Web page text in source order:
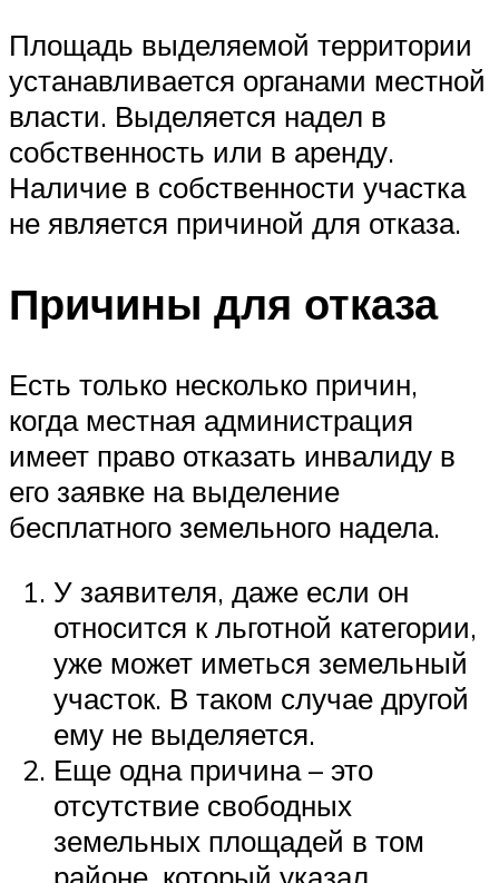
Площадь выделяемой территории
устанавливается органами местной
власти. Выделяется надел в
собственность или в аренду.
Наличие в собственности участка
не является причиной для отказа.
Причины для отказа
Есть только несколько причин,
когда местная администрация
имеет право отказать инвалиду в
его заявке на выделение
бесплатного земельного надела.
У заявителя, даже если он
относится к льготной категории,
уже может иметься земельный
участок. В таком случае другой
ему не выделяется.
Еще одна причина – это
отсутствие свободных
земельных площадей в том